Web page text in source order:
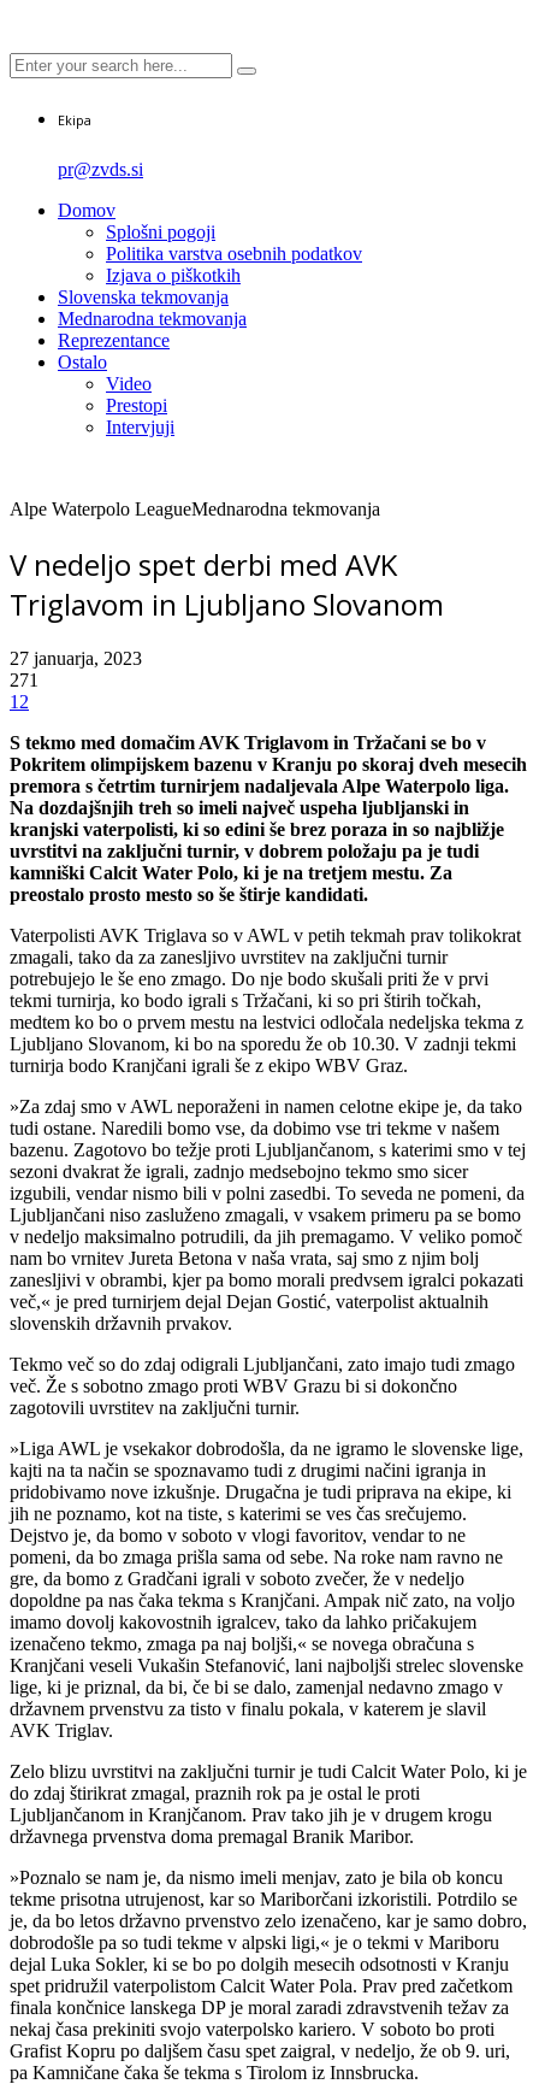
Ekipa
pr@zvds.si
Domov
Splošni pogoji
Politika varstva osebnih podatkov
Izjava o piškotkih
Slovenska tekmovanja
Mednarodna tekmovanja
Reprezentance
Ostalo
Video
Prestopi
Intervjuji
Alpe Waterpolo LeagueMednarodna tekmovanja
V nedeljo spet derbi med AVK
Triglavom in Ljubljano Slovanom
27 januarja, 2023
271
12
S tekmo med domačim AVK Triglavom in Tržačani se bo v
Pokritem olimpijskem bazenu v Kranju po skoraj dveh mesecih
premora s četrtim turnirjem nadaljevala Alpe Waterpolo liga.
Na dozdajšnjih treh so imeli največ uspeha ljubljanski in
kranjski vaterpolisti, ki so edini še brez poraza in so najbližje
uvrstitvi na zaključni turnir, v dobrem položaju pa je tudi
kamniški Calcit Water Polo, ki je na tretjem mestu. Za
preostalo prosto mesto so še štirje kandidati.
Vaterpolisti AVK Triglava so v AWL v petih tekmah prav tolikokrat
zmagali, tako da za zanesljivo uvrstitev na zaključni turnir
potrebujejo le še eno zmago. Do nje bodo skušali priti že v prvi
tekmi turnirja, ko bodo igrali s Tržačani, ki so pri štirih točkah,
medtem ko bo o prvem mestu na lestvici odločala nedeljska tekma z
Ljubljano Slovanom, ki bo na sporedu že ob 10.30. V zadnji tekmi
turnirja bodo Kranjčani igrali še z ekipo WBV Graz.
»Za zdaj smo v AWL neporaženi in namen celotne ekipe je, da tako
tudi ostane. Naredili bomo vse, da dobimo vse tri tekme v našem
bazenu. Zagotovo bo težje proti Ljubljančanom, s katerimi smo v tej
sezoni dvakrat že igrali, zadnjo medsebojno tekmo smo sicer
izgubili, vendar nismo bili v polni zasedbi. To seveda ne pomeni, da
Ljubljančani niso zasluženo zmagali, v vsakem primeru pa se bomo
v nedeljo maksimalno potrudili, da jih premagamo. V veliko pomoč
nam bo vrnitev Jureta Betona v naša vrata, saj smo z njim bolj
zanesljivi v obrambi, kjer pa bomo morali predvsem igralci pokazati
več,« je pred turnirjem dejal Dejan Gostić, vaterpolist aktualnih
slovenskih državnih prvakov.
Tekmo več so do zdaj odigrali Ljubljančani, zato imajo tudi zmago
več. Že s sobotno zmago proti WBV Grazu bi si dokončno
zagotovili uvrstitev na zaključni turnir.
»Liga AWL je vsekakor dobrodošla, da ne igramo le slovenske lige,
kajti na ta način se spoznavamo tudi z drugimi načini igranja in
pridobivamo nove izkušnje. Drugačna je tudi priprava na ekipe, ki
jih ne poznamo, kot na tiste, s katerimi se ves čas srečujemo.
Dejstvo je, da bomo v soboto v vlogi favoritov, vendar to ne
pomeni, da bo zmaga prišla sama od sebe. Na roke nam ravno ne
gre, da bomo z Gradčani igrali v soboto zvečer, že v nedeljo
dopoldne pa nas čaka tekma s Kranjčani. Ampak nič zato, na voljo
imamo dovolj kakovostnih igralcev, tako da lahko pričakujem
izenačeno tekmo, zmaga pa naj boljši,« se novega obračuna s
Kranjčani veseli Vukašin Stefanović, lani najboljši strelec slovenske
lige, ki je priznal, da bi, če bi se dalo, zamenjal nedavno zmago v
državnem prvenstvu za tisto v finalu pokala, v katerem je slavil
AVK Triglav.
Zelo blizu uvrstitvi na zaključni turnir je tudi Calcit Water Polo, ki je
do zdaj štirikrat zmagal, praznih rok pa je ostal le proti
Ljubljančanom in Kranjčanom. Prav tako jih je v drugem krogu
državnega prvenstva doma premagal Branik Maribor.
»Poznalo se nam je, da nismo imeli menjav, zato je bila ob koncu
tekme prisotna utrujenost, kar so Mariborčani izkoristili. Potrdilo se
je, da bo letos državno prvenstvo zelo izenačeno, kar je samo dobro,
dobrodošle pa so tudi tekme v alpski ligi,« je o tekmi v Mariboru
dejal Luka Sokler, ki se bo po dolgih mesecih odsotnosti v Kranju
spet pridružil vaterpolistom Calcit Water Pola. Prav pred začetkom
finala končnice lanskega DP je moral zaradi zdravstvenih težav za
nekaj časa prekiniti svojo vaterpolsko kariero. V soboto bo proti
Grafist Kopru po daljšem času spet zaigral, v nedeljo, že ob 9. uri,
pa Kamničane čaka še tekma s Tirolom iz Innsbrucka.